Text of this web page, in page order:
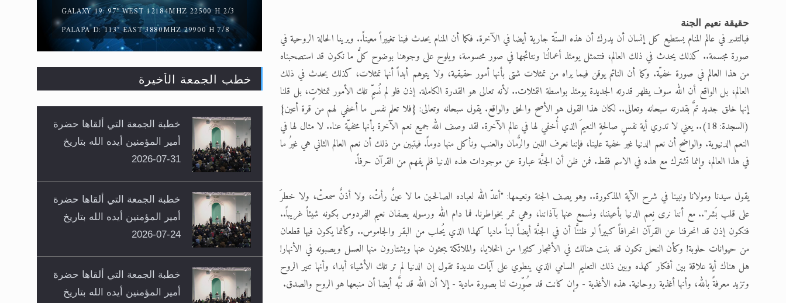
حقيقة نعيم الجنة
فبالتدبر في عالم المنام يستطيع كل إنسان أن يدرك أن هذه السنّة جارية أيضا في الآخرة. فكما أن المنام يحدث فينا تغييراً معيناً.. ويرينا الحالة الروحية في
صورة مجسمة.. كذلك يحدث في ذلك العالم، فتتمثل يومئذ أعمالُنا ونتائجها في صور محسوسة، ويلوح على وجوهنا بوضوح كلُّ ما نكون قد استصحبناه
من هذا العالم في صورة خفيّة. وكما أن النائم يوقن فيما يراه من تمثلات شتى بأنها أمور حقيقية، ولا يتوهم أبداً أنها تمثلات، كذلك يحدث في ذلك
العالم، بل الواقع أن الله سوف يظهر قدرته الجديدة يومئذ بواسطة التمثلات.. لأنه تعالى هو القدرة الكاملة. إذن فلو لم نُسمِّ تلك الأمور تمثلاتٍ، بل قلنا
إنها خلق جديد تمَّ بقدرته سبحانه وتعالى.. لكان هذا القول هو الأصح والحق والواقع. يقول سبحانه وتعالى: {فلا تعلم نفس ما أخفي لهم من قرة أعين}
(السجدة: 18)
.. يعني لا تدري أية نفسٍ صالحةٍ النعيمَ الذي أُخفي لها في عالم الآخرة. لقد وصف الله جميع نعم الآخرة بأنها مخفيّ‍ة عنا.. لا مثال لها في
النعم الدنيوية. والواضح أن نعم الدنيا غير خفية علينا، فإننا نعرف اللبن والرُّمان والعنب ونأكل منها دوماً. فيتبين من ذلك أن نعم العالم الثاني هي غيرُ ما
في هذا العالم، وإنما تشترك مع هذه في الاسم فقط. فمن ظن أن الجنَّة عبارة عن موجودات هذه الدنيا فلم يفهم من القرآن حرفاً.
يقول سيدنا ومولانا ونبينا في شرح الآية المذكورة.. وهو يصف الجنة ونعيمها: "أعدّ الله لعباده الصالحين ما لا عينٌ رأتْ، ولا أذنٌ سمعتْ، ولا خطرَ
على قلب بَشر".. مع أننا نرى نِعم الدنيا بأعيننا، ونسمع عنها بآذاننا، وهي تمر بخواطرنا. فما دام الله ورسوله يصفان نعيم الفردوس بكونه شيئاً غريباً..
فنكون إذن قد انحرفنا عن القرآن انحرافاً كبيراً لو ظننَّا أن في الجنَّة أيضاً لبناً ماديا كهذا الذي يُحلب من البقر والجاموس.. وكأنما يكون فيها قطعان
من حيوانات حلوبة! وكأن النحل تكون قد بنت هنالك في الأشجار كثيرا من الخلايا، والملائكة يبحثون عنها ويشتارون منها العسل ويصبونه في الأنهار!
هل هناك أية علاقة بين أفكار كهذه وبين ذلك التعليم السامي الذي ينطوي على آيات عديدة تقول إن الدنيا لم تر تلك الأشياءَ أبدا، وأنها تنير الروح
وتزيد معرفةً بالله، وأنها أغذية روحانية. هذه الأغذية - وإن كانت قد صُوِّرت لنا بصورة مادية - إلا أن الله قد نبَّه أيضا أن منبعها هو الروح والصدق.
GALAXY 19: 97° WEST 12184MHZ 22500 H 2/3
PALAPA D: 113° EAST 3880MHZ 29900 H 7/8
خطب الجمعة الأخيرة
خطبة الجمعة التي ألقاها حضرة
أمير المؤمنين أيده الله بتاريخ
31-07-2026
خطبة الجمعة التي ألقاها حضرة
أمير المؤمنين أيده الله بتاريخ
24-07-2026
خطبة الجمعة التي ألقاها حضرة
أمير المؤمنين أيده الله بتاريخ